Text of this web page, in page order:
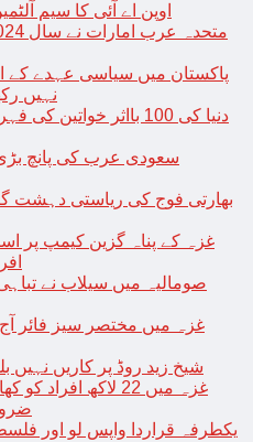
اوپن اے آئی کا سیم
پاکستان میں سیاسی عہدے کے
نہیں
دنیا کی 100 بااثر
سعودی عرب کی پانچ
بھارتی فوج کی ریاستی دہشت
غزہ کے پناہ گزین کیمپ پر
غزہ میں مختصر سیز فائر
شیخ زید روڈ پر کاریں نہیں
غزہ میں 22 لاکھ
یکطرفہ قراردا واپس لو اور